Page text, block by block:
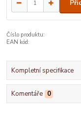
Číslo produktu:
EAN kód:
Kompletní specifikace
Komentáře 0